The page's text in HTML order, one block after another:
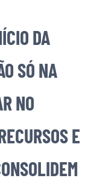
DA
SÓ NA
NO
E